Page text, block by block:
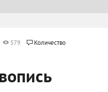
579
Количество